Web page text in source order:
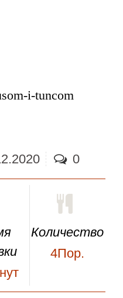
i-tuncom
0
Количество
4Пор.